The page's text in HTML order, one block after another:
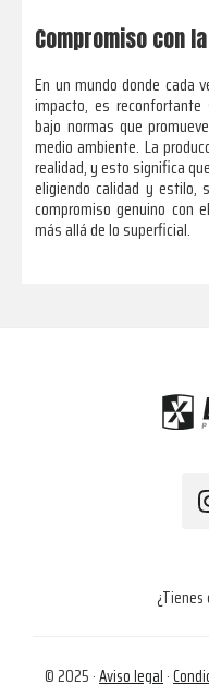
Compromiso con
En un mundo donde cada
impacto, es
bajo normas que
medio ambiente. La
realidad, y esto significa
eligiendo calidad y estilo,
compromiso genuino con
más allá de lo superficial.
© 2025 ·Aviso legal·